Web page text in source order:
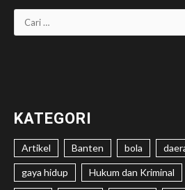
Cari
untuk:
KATEGORI
Artikel Banten bola
gaya hidup Hukum dan Kriminal